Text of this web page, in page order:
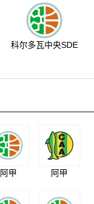
科尔多瓦中央SDE
阿甲 阿甲